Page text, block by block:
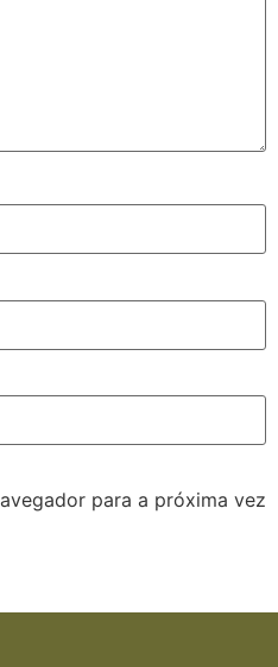
para a próxima vez